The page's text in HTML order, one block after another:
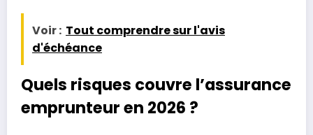
Voir : Tout comprendre sur l'avis
d'échéance
Quels risques couvre l’assurance
emprunteur en 2026 ?